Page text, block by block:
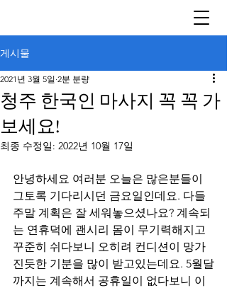
게시물
청주 한국인 마사지 꼭 꼭 가
보세요!
2021년 3월 5일 2분 분량
최종 수정일: 2022년 10월 17일
안녕하세요 여러분 오늘은 많은분들이
그토록 기다리시던 금요일인데요. 다들
주말 계획은 잘 세워놓으셨나요? 계속되
는 연휴덕에 괜시리 몸이 무기력해지고
꾸준히 쉬다보니 오히려 컨디션이 망가
진듯한 기분을 많이 받고있는데요. 5월달
까지는 계속해서 공휴일이 없다보니 이